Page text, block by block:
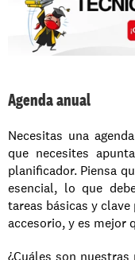
Agenda anual
Necesitas una
que necesites
planificador. Piensa
esencial, lo que
tareas básicas y
accesorio, y es mejor
¿Cuáles son